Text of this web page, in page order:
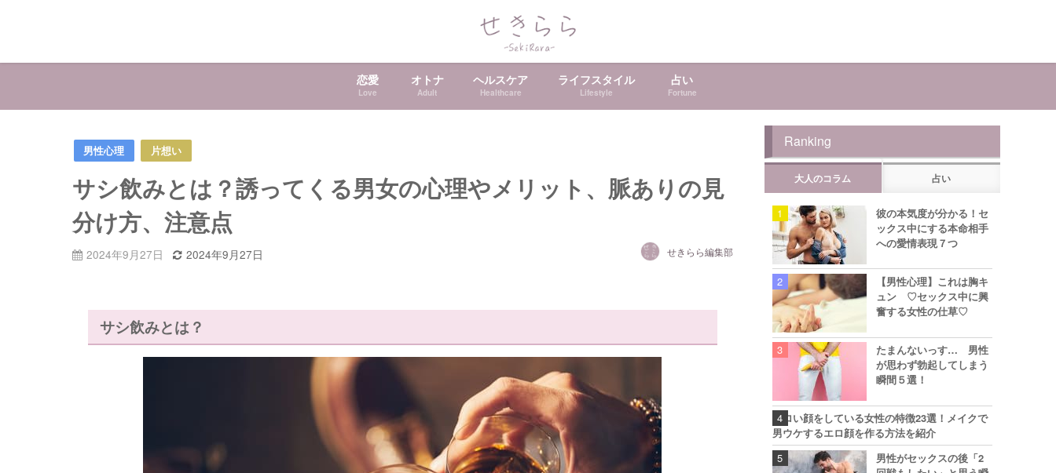
恋愛
Love
オトナ
Adult
ヘルスケア
Healthcare
ライフスタイル
Lifestyle
占い
Fortune
男性心理 片想い
サシ飲みとは？誘ってくる男女の心理やメリット、脈ありの見
分け方、注意点
2024年9月27日 2024年9月27日 せきらら編集部
サシ飲みとは？
Ranking
大人のコラム 占い
彼の本気度が分かる！セ
ックス中にする本命相手
への愛情表現７つ
【男性心理】これは胸キ
ュン ♡セックス中に興
奮する女性の仕草♡
たまんないっす… 男性
が思わず勃起してしまう
瞬間５選！
エロい顔をしている女性の特徴23選！メイクで
男ウケするエロ顔を作る方法を紹介
男性がセックスの後「2